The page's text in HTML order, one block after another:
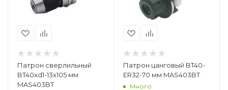
Патрон сверлильный
BT40xd1-13x105 мм
MAS403BT
Патрон цанговый BT40-
ER32-70 мм MAS403BT
Много